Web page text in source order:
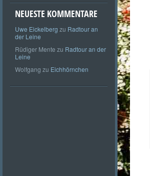
NEUESTE KOMMENTARE
Uwe Eickelberg zu Radtour an
der Leine
Rüdiger Mente zu Radtour an der
Leine
Wolfgang zu Eichhörnchen